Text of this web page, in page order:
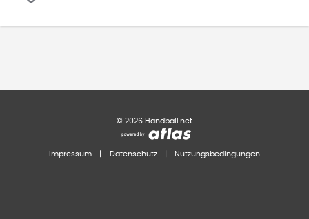
© 2026 Handball.net
Impressum Datenschutz Nutzungsbedingungen